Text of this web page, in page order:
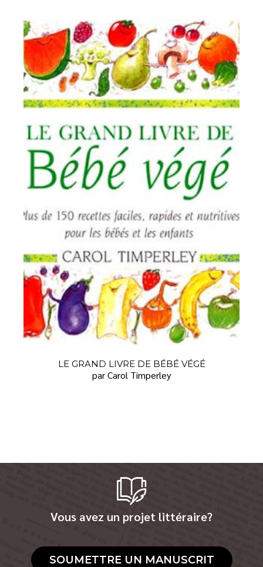
LE GRAND LIVRE DE BÉBÉ VÉGÉ
par Carol Timperley
Vous avez un projet littéraire?
SOUMETTRE UN MANUSCRIT